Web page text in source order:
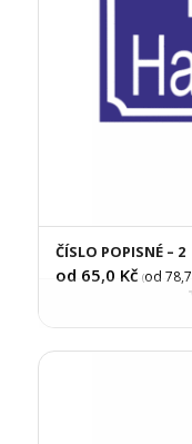
ČÍSLO POPISNÉ – 2
od 65,0 Kč (od 78,7